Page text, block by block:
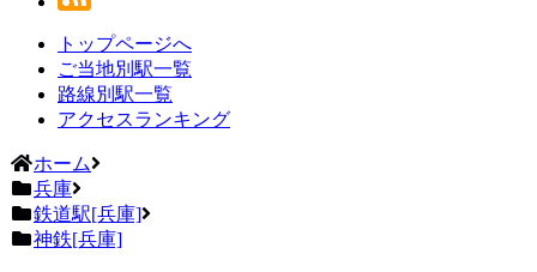
トップページへ
ご当地別駅一覧
路線別駅一覧
アクセスランキング
ホーム
兵庫
鉄道駅[兵庫]
神鉄[兵庫]